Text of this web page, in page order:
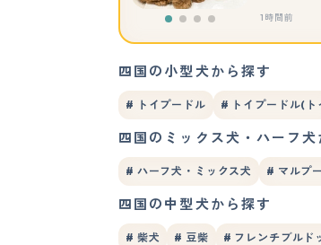
1時間前
四国の小型犬から探す
# トイプードル # トイプードル(ト
四国のミックス犬・ハーフ犬
# ハーフ犬・ミックス犬 # マルプ
四国の中型犬から探す
# 柴犬 # 豆柴 # フレンチブルド